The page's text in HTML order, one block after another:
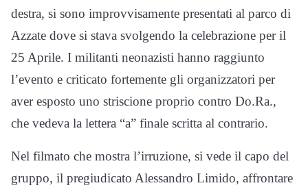
destra, si sono improvvisamente presentati al parco di
Azzate dove si stava svolgendo la celebrazione per il
25 Aprile. I militanti neonazisti hanno raggiunto
l’evento e criticato fortemente gli organizzatori per
aver esposto uno striscione proprio contro Do.Ra.,
che vedeva la lettera “a” finale scritta al contrario.
Nel filmato che mostra l’irruzione, si vede il capo del
gruppo, il pregiudicato Alessandro Limido, affrontare